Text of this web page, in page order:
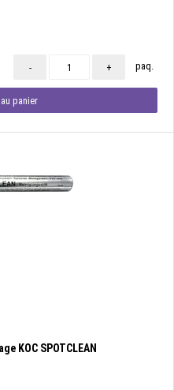
- + paq.
panier
KOC SPOTCLEAN